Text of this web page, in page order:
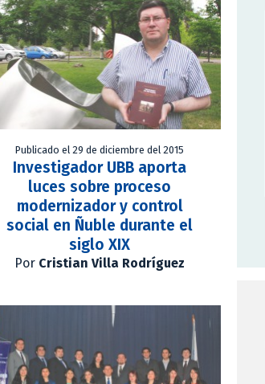
Publicado el 29 de diciembre del 2015
Investigador UBB aporta
luces sobre proceso
modernizador y control
social en Ñuble durante el
siglo XIX
Por Cristian Villa Rodríguez